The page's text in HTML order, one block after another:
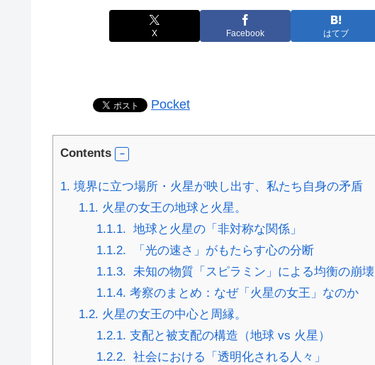
X Facebook はてブ
Pocket
Contents
1. 境界に立つ場所・火星が映し出す、私たち自身の矛盾
1.1. 火星の女王の地球と火星。
1.1.1. 地球と火星の「非対称な関係」
1.1.2. 「光の速さ」がもたらす心の分断
1.1.3. 未知の物質「スピラミン」による均衡の崩壊
1.1.4. 考察のまとめ：なぜ「火星の女王」なのか
1.2. 火星の女王の中心と周縁。
1.2.1. 支配と被支配の構造（地球 vs 火星）
1.2.2. 社会における「透明化される人々」